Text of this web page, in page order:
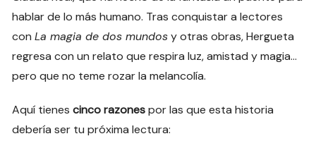
hablar de lo más humano. Tras conquistar a lectores
conLa magia de dos mundosy otras obras, Hergueta
regresa con un relato que respira luz, amistad y magia…
pero que no teme rozar la melancolía.
Aquí tienescinco razonespor las que esta historia
debería ser tu próxima lectura: